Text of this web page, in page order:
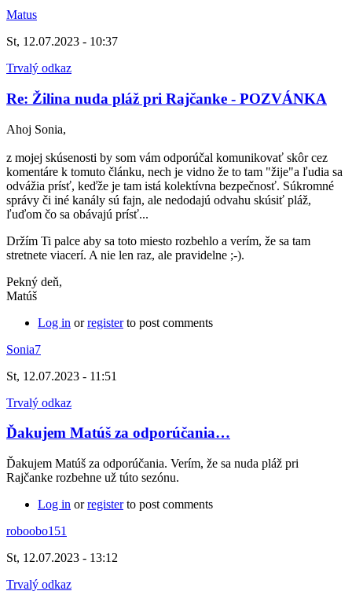
Matus
St, 12.07.2023 - 10:37
Trvalý odkaz
Re: Žilina nuda pláž pri Rajčanke - POZVÁNKA
Ahoj Sonia,
z mojej skúsenosti by som vám odporúčal komunikovať skôr cez
komentáre k tomuto článku, nech je vidno že to tam "žije"a ľudia sa
odvážia prísť, keďže je tam istá kolektívna bezpečnosť. Súkromné
správy či iné kanály sú fajn, ale nedodajú odvahu skúsiť pláž,
ľuďom čo sa obávajú prísť...
Držím Ti palce aby sa toto miesto rozbehlo a verím, že sa tam
stretnete viacerí. A nie len raz, ale pravidelne ;-).
Pekný deň,
Matúš
Log in orregisterto post comments
Sonia7
St, 12.07.2023 - 11:51
Trvalý odkaz
Ďakujem Matúš za odporúčania…
Ďakujem Matúš za odporúčania. Verím, že sa nuda pláž pri
Rajčanke rozbehne už túto sezónu.
Log in orregisterto post comments
roboobo151
St, 12.07.2023 - 13:12
Trvalý odkaz